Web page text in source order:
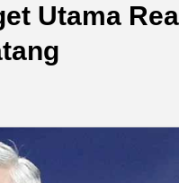
Utama